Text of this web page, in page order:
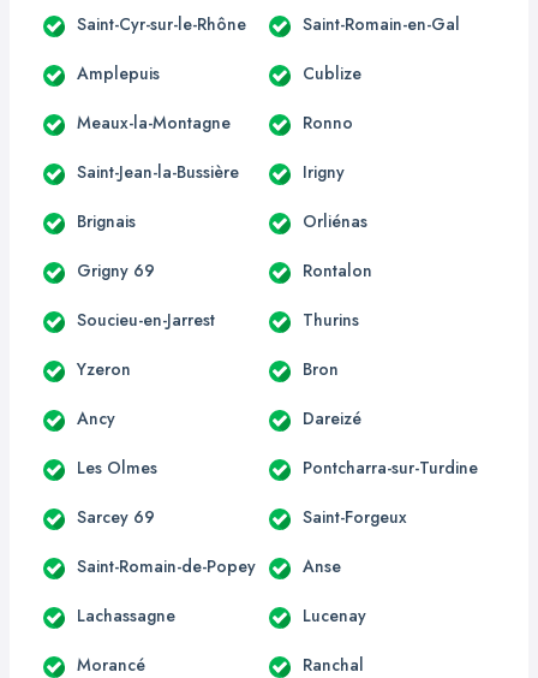
Saint-Cyr-sur-le-Rhône Saint-Romain-en-Gal
Amplepuis Cublize
Meaux-la-Montagne Ronno
Saint-Jean-la-Bussière Irigny
Brignais Orliénas
Grigny 69 Rontalon
Soucieu-en-Jarrest Thurins
Yzeron Bron
Ancy Dareizé
Les Olmes Pontcharra-sur-Turdine
Sarcey 69 Saint-Forgeux
Saint-Romain-de-Popey Anse
Lachassagne Lucenay
Morancé Ranchal